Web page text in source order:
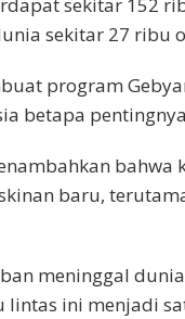
sekitar 27 ribu
program
betapa
baru,
meninggal
ini menjadi